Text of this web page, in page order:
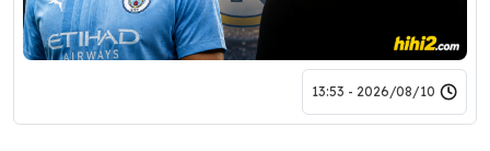
2026/08/10 - 13:53